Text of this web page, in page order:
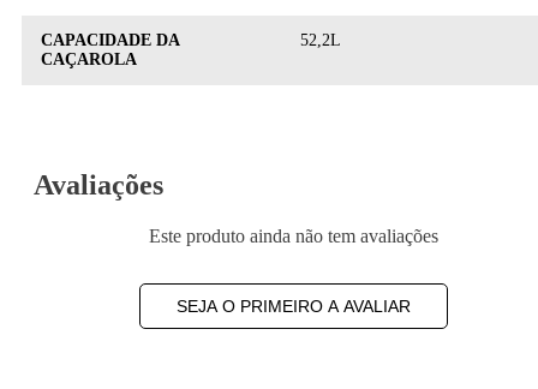
CAPACIDADE DA
CAÇAROLA
52,2L
Avaliações
Este produto ainda não tem avaliações
SEJA O PRIMEIRO A AVALIAR